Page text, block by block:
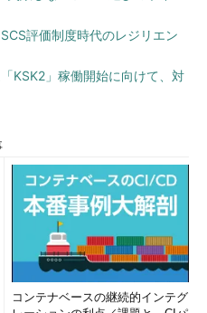
Home Editionでは、簡易ファイ
の設定手順では、デフォルト
くのコンピュータを管理する
スできるため、例えば、ネット
トPCの任意のフォルダを参照
定を変更したりできるようにな
、インストールされているア
、ファイルのバージョン情報を
ム管理ソフトウェアである
評価制度時代のレジリエン
KSK2」稼働開始に向けて、対
コンテナベースの継続的インテグ